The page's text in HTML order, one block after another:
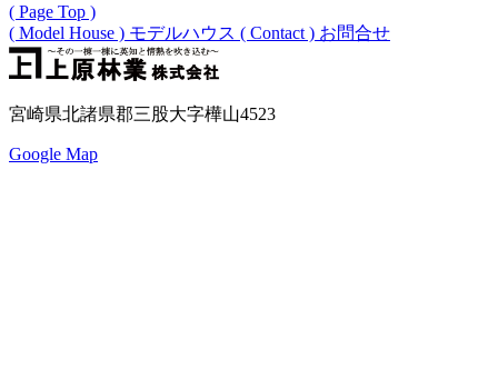
( Page Top )
( Model House ) モデルハウス ( Contact ) お問合せ
宮崎県北諸県郡三股大字樺山4523
Google Map